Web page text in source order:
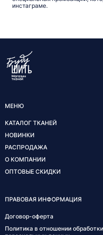
инстаграме.
МЕНЮ
КАТАЛОГ ТКАНЕЙ
НОВИНКИ
РАСПРОДАЖА
О КОМПАНИИ
ОПТОВЫЕ СКИДКИ
ПРАВОВАЯ ИНФОРМАЦИЯ
Договор-оферта
Политика в отношении обработки